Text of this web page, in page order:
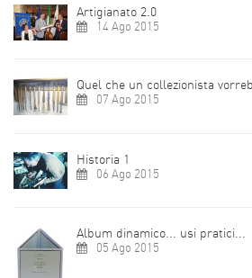
Artigianato 2.0
14 Ago 2015
Quel che un collezionista
07 Ago 2015
Historia 1
06 Ago 2015
Album dinamico... usi pratici...
05 Ago 2015